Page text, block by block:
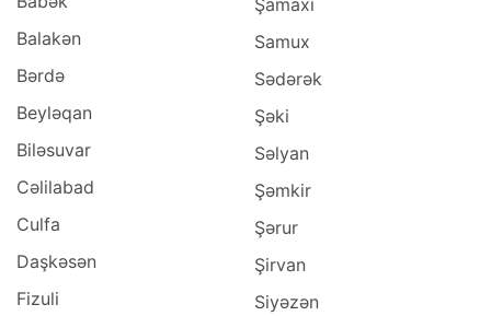
Balakən
Bərdə
Beyləqan
Biləsuvar
Cəlilabad
Culfa
Daşkəsən
Fizuli
Samux
Sədərək
Şəki
Səlyan
Şəmkir
Şərur
Şirvan
Siyəzən